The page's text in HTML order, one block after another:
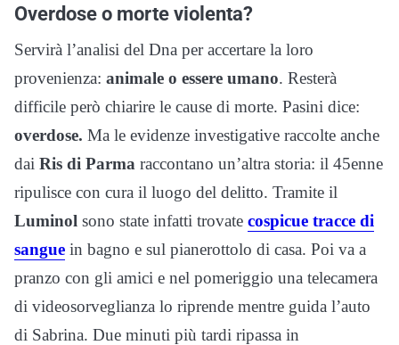
Overdose o morte violenta?
Servirà l’analisi del Dna per accertare la loro
provenienza: animale o essere umano. Resterà
difficile però chiarire le cause di morte. Pasini dice:
overdose. Ma le evidenze investigative raccolte anche
dai Ris di Parma raccontano un’altra storia: il 45enne
ripulisce con cura il luogo del delitto. Tramite il
Luminol sono state infatti trovate cospicue tracce di
sangue in bagno e sul pianerottolo di casa. Poi va a
pranzo con gli amici e nel pomeriggio una telecamera
di videosorveglianza lo riprende mentre guida l’auto
di Sabrina. Due minuti più tardi ripassa in